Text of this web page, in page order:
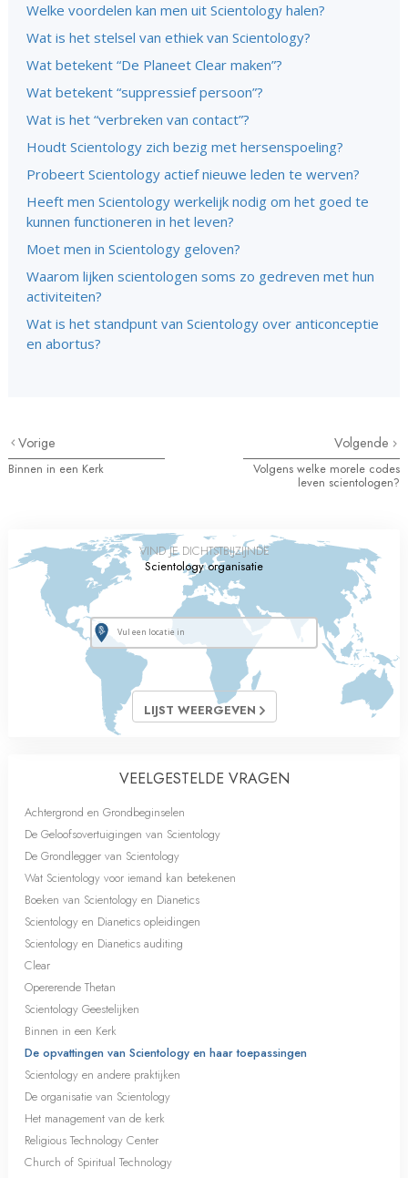
Welke voordelen kan men uit Scientology halen?
Wat is het stelsel van ethiek van Scientology?
Wat betekent “De Planeet Clear maken”?
Wat betekent “suppressief persoon”?
Wat is het “verbreken van contact”?
Houdt Scientology zich bezig met hersenspoeling?
Probeert Scientology actief nieuwe leden te werven?
Heeft men Scientology werkelijk nodig om het goed te
kunnen functioneren in het leven?
Moet men in Scientology geloven?
Waarom lijken scientologen soms zo gedreven met hun
activiteiten?
Wat is het standpunt van Scientology over anticonceptie
en abortus?
Vorige
Binnen in een Kerk
Volgende
Volgens welke morele codes
leven scientologen?
VIND JE DICHTSTBIJZIJNDE
Scientology organisatie
LIJST WEERGEVEN
VEELGESTELDE VRAGEN
Achtergrond en Grondbeginselen
De Geloofsovertuigingen van Scientology
De Grondlegger van Scientology
Wat Scientology voor iemand kan betekenen
Boeken van Scientology en Dianetics
Scientology en Dianetics opleidingen
Scientology en Dianetics auditing
Clear
Opererende Thetan
Scientology Geestelijken
Binnen in een Kerk
De opvattingen van Scientology en haar toepassingen
Scientology en andere praktijken
De organisatie van Scientology
Het management van de kerk
Religious Technology Center
Church of Spiritual Technology